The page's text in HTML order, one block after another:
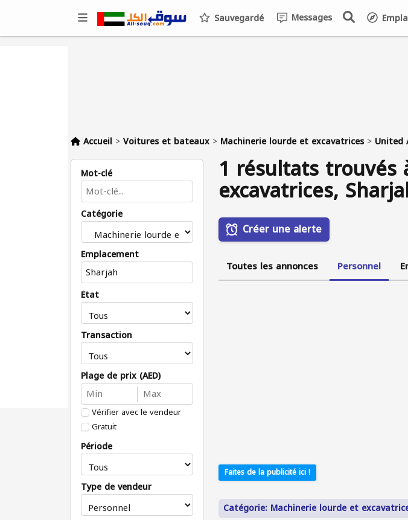
Messages
Sauvegardé
Accueil >Voitures et bateaux > Machinerie lourde et excavatrices > United
Mot-clé
Catégorie
Emplacement
État
Transaction
Plage de prix (AED)
Vérifier avec le vendeur
Gratuit
Période
Type de vendeur
1 résultats
excavatrices,
Créer une alerte
Toutes les annonces Personnel
Faites de la publicité ici !
Catégorie: Machinerie lourde et